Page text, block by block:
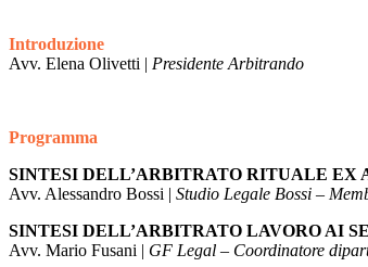
Introduzione
Avv. Elena Olivetti | Presidente Arbitrando
Programma
SINTESI DELL’ARBITRATO RITUALE EX
Avv. Alessandro Bossi | Studio Legale Bossi –
SINTESI DELL’ARBITRATO LAVORO AI
Avv. Mario Fusani | GF Legal – Coordinatore